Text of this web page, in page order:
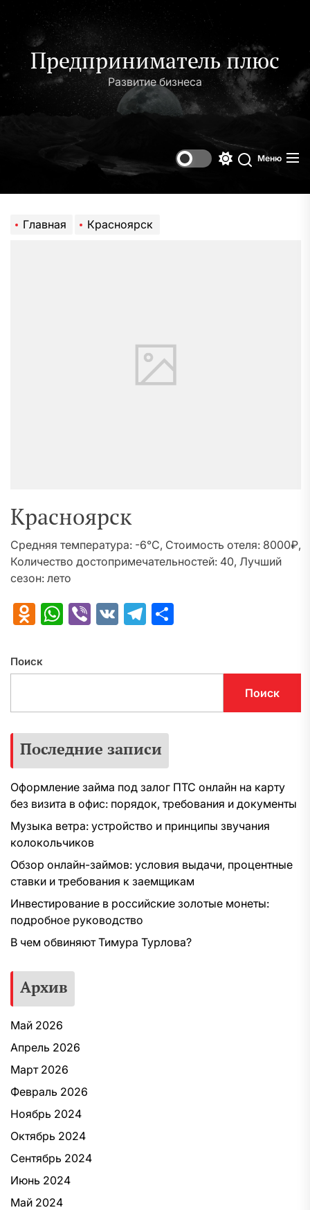
содержимому
Предприниматель плюс
Развитие бизнеса
Поиск
Меню
Главная Красноярск
Красноярск
Средняя температура: -6°C, Стоимость отеля: 8000₽,
Количество достопримечательностей: 40, Лучший
сезон: лето
Odnoklassniki
WhatsApp
Viber
VK Telegram
Поиск
Поиск
Последние записи
Оформление займа под залог ПТС онлайн на карту
без визита в офис: порядок, требования и документы
Музыка ветра: устройство и принципы звучания
колокольчиков
Обзор онлайн-займов: условия выдачи, процентные
ставки и требования к заемщикам
Инвестирование в российские золотые монеты:
подробное руководство
В чем обвиняют Тимура Турлова?
Архив
Май 2026
Апрель 2026
Март 2026
Февраль 2026
Ноябрь 2024
Октябрь 2024
Сентябрь 2024
Июнь 2024
Май 2024